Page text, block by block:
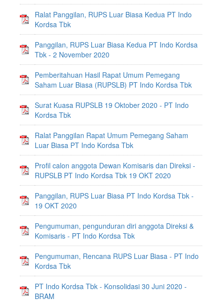
Ralat Panggilan, RUPS Luar Biasa Kedua PT Indo
Kordsa Tbk
Panggilan, RUPS Luar Biasa Kedua PT Indo Kordsa
Tbk - 2 November 2020
Pemberitahuan Hasil Rapat Umum Pemegang
Saham Luar Biasa (RUPSLB) PT Indo Kordsa Tbk
Surat Kuasa RUPSLB 19 Oktober 2020 - PT Indo
Kordsa Tbk
Ralat Panggilan Rapat Umum Pemegang Saham
Luar Biasa PT Indo Kordsa Tbk
Profil calon anggota Dewan Komisaris dan Direksi -
RUPSLB PT Indo Kordsa Tbk 19 OKT 2020
Panggilan, RUPS Luar Biasa PT Indo Kordsa Tbk -
19 OKT 2020
Pengumuman, pengunduran diri anggota Direksi &
Komisaris - PT Indo Kordsa Tbk
Pengumuman, Rencana RUPS Luar Biasa - PT Indo
Kordsa Tbk
PT Indo Kordsa Tbk - Konsolidasi 30 Juni 2020 -
BRAM